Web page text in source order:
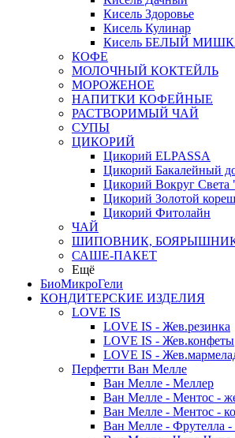
Кисель Здоровье
Кисель Кулинар
Кисель БЕЛЫЙ
КОФЕ
МОЛОЧНЫЙ КОКТЕЙЛЬ
МОРОЖЕНОЕ
НАПИТКИ КОФЕЙНЫЕ
РАСТВОРИМЫЙ ЧАЙ
СУПЫ
ЦИКОРИЙ
Цикорий ELPASSA
Цикорий Бакалейный
Цикорий Вокруг Света
Цикорий Золотой
Цикорий Фитолайн
ЧАЙ
ШИПОВНИК,
САШЕ-ПАКЕТ
Ещё
БиоМикроГели
КОНДИТЕРСКИЕ ИЗДЕЛИЯ
LOVE IS
LOVE IS - Жев.резинка
LOVE IS - Жев.конфеты
LOVE IS -
Перфетти Ван Мелле
Ван Мелле - Меллер
Ван Мелле - Ментос -
Ван Мелле - Ментос -
Ван Мелле - Фрутелла -